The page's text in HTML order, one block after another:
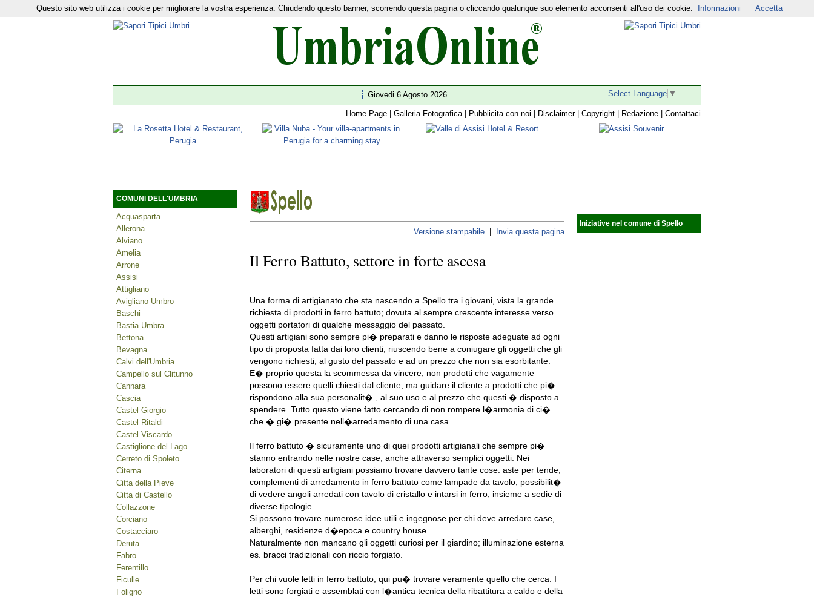
Il nostro network:Home Turismo| News|Ultim'ora|I 92 comuni|Guide|Shopping|Facebook|Twitter|YouTube|
Select Language ▼
Giovedi 6 Agosto 2026
Home Page Galleria Fotografica| Pubblicita con noi Disclaimer| Copyright Redazione Contattaci
Versione stampabile Invia questa pagina
Il Ferro Battuto, settore in forte ascesa
Una forma di artigianato che sta nascendo a Spello tra i giovani, vista la grande
richiesta di prodotti in ferro battuto; dovuta al sempre crescente interesse verso
oggetti portatori di qualche messaggio del passato.
Questi artigiani sono sempre pi� preparati e danno le risposte adeguate ad ogni
tipo di proposta fatta dai loro clienti, riuscendo bene a coniugare gli oggetti che gli
vengono richiesti, al gusto del passato e ad un prezzo che non sia esorbitante.
E� proprio questa la scommessa da vincere, non prodotti che vagamente
possono essere quelli chiesti dal cliente, ma guidare il cliente a prodotti che pi�
rispondono alla sua personalit� , al suo uso e al prezzo che questi � disposto a
spendere. Tutto questo viene fatto cercando di non rompere l�armonia di ci�
che � gi� presente nell�arredamento di una casa.
Il ferro battuto � sicuramente uno di quei prodotti artigianali che sempre pi�
stanno entrando nelle nostre case, anche attraverso semplici oggetti. Nei
laboratori di questi artigiani possiamo trovare davvero tante cose: aste per tende;
complementi di arredamento in ferro battuto come lampade da tavolo; possibilit�
di vedere angoli arredati con tavolo di cristallo e intarsi in ferro, insieme a sedie di
diverse tipologie.
Si possono trovare numerose idee utili e ingegnose per chi deve arredare case,
alberghi, residenze d�epoca e country house.
Naturalmente non mancano gli oggetti curiosi per il giardino; illuminazione esterna
es. bracci tradizionali con riccio forgiato.
Per chi vuole letti in ferro battuto, qui pu� trovare veramente quello che cerca. I
letti sono forgiati e assemblati con l�antica tecnica della ribattitura a caldo e della
COMUNI DELL'UMBRIA
Acquasparta
Allerona
Alviano
Amelia
Arrone
Assisi
Attigliano
Avigliano Umbro
Baschi
Bastia Umbra
Bettona
Bevagna
Calvi dell'Umbria
Campello sul Clitunno
Cannara
Cascia
Castel Giorgio
Castel Ritaldi
Castel Viscardo
Castiglione del Lago
Cerreto di Spoleto
Citerna
Citta della Pieve
Citta di Castello
Collazzone
Corciano
Costacciaro
Deruta
Fabro
Ferentillo
Ficulle
Foligno
Iniziative nel comune di Spello
Questo sito web utilizza i cookie per migliorare la vostra esperienza. Chiudendo questo banner, scorrendo questa pagina o cliccando qualunque suo elemento acconsenti all'uso dei cookie. Informazioni Accetta